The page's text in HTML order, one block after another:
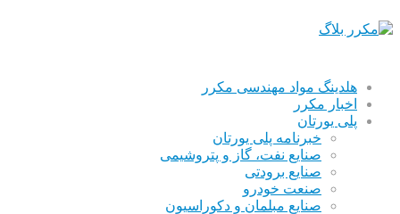
هلدینگ مواد مهندسی مکرر
اخبار مکرر
پلی یورتان
خبرنامه پلی یورتان
صنایع نفت، گاز و پتروشیمی
صنایع برودتی
صنعت خودرو
صنایع مبلمان و دکوراسیون